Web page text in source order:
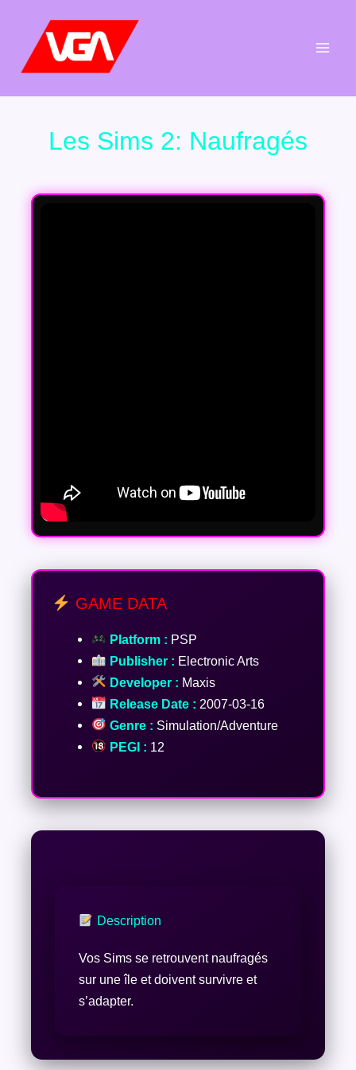
contenu
Les Sims 2: Naufragés
GAME DATA
Platform : PSP
Publisher : Electronic Arts
Developer : Maxis
Release Date : 2007-03-16
Genre : Simulation/Adventure
PEGI : 12
Description
Vos Sims se retrouvent naufragés
sur une île et doivent survivre et
s’adapter.